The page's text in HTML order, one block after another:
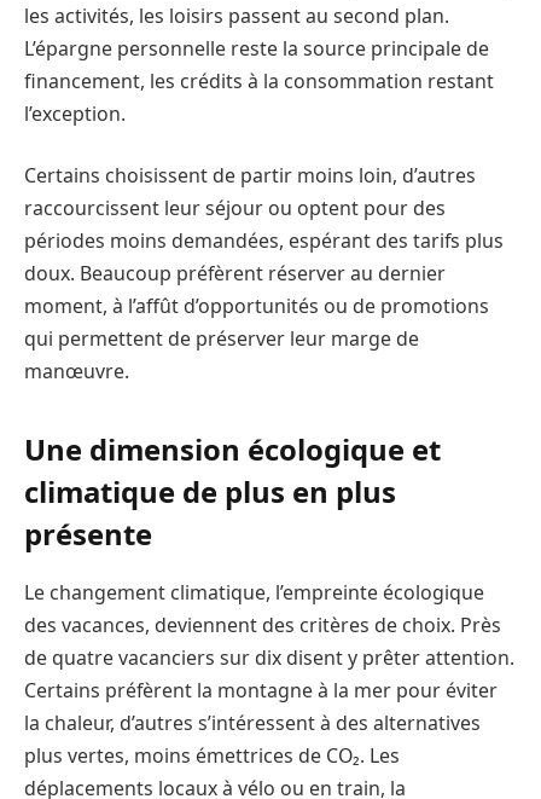
les activités, les loisirs passent au second plan.
L’épargne personnelle reste la source principale de
financement, les crédits à la consommation restant
l’exception.
Certains choisissent de partir moins loin, d’autres
raccourcissent leur séjour ou optent pour des
périodes moins demandées, espérant des tarifs plus
doux. Beaucoup préfèrent réserver au dernier
moment, à l’affût d’opportunités ou de promotions
qui permettent de préserver leur marge de
manœuvre.
Une dimension écologique et
climatique de plus en plus
présente
Le changement climatique, l’empreinte écologique
des vacances, deviennent des critères de choix. Près
de quatre vacanciers sur dix disent y prêter attention.
Certains préfèrent la montagne à la mer pour éviter
la chaleur, d’autres s’intéressent à des alternatives
plus vertes, moins émettrices de CO₂. Les
déplacements locaux à vélo ou en train, la